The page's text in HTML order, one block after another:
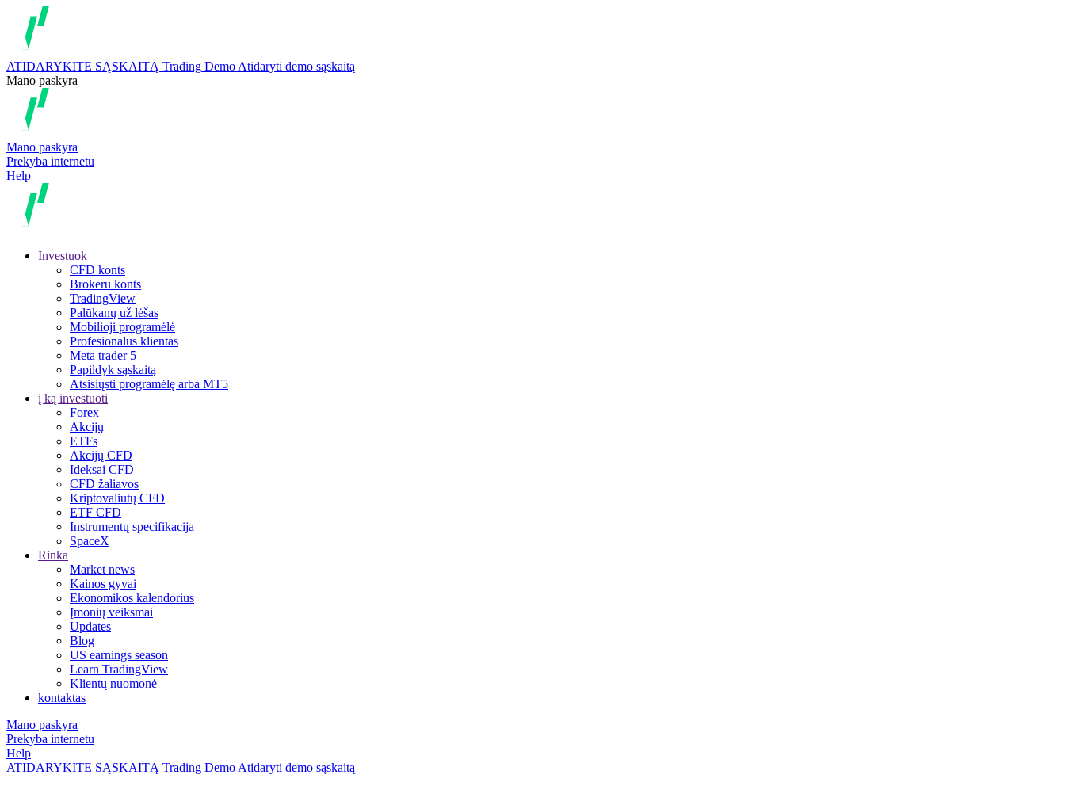
ATIDARYKITE SĄSKAITĄ Trading Demo Atidaryti demo sąskaitą
Mano paskyra
Mano paskyra
Prekyba internetu
Help
Investuok
CFD konts
Brokeru konts
TradingView
Palūkanų už lėšas
Mobilioji programėlė
Profesionalus klientas
Meta trader 5
Papildyk sąskaitą
Atsisiųsti programėlę arba MT5
į ką investuoti
Forex
Akcijų
ETFs
Akcijų CFD
Ideksai CFD
CFD žaliavos
Kriptovaliutų CFD
ETF CFD
Instrumentų specifikacija
SpaceX
Rinka
Market news
Kainos gyvai
Ekonomikos kalendorius
Įmonių veiksmai
Updates
Blog
US earnings season
Learn TradingView
Klientų nuomonė
kontaktas
Mano paskyra
Prekyba internetu
Help
ATIDARYKITE SĄSKAITĄ Trading Demo Atidaryti demo sąskaitą